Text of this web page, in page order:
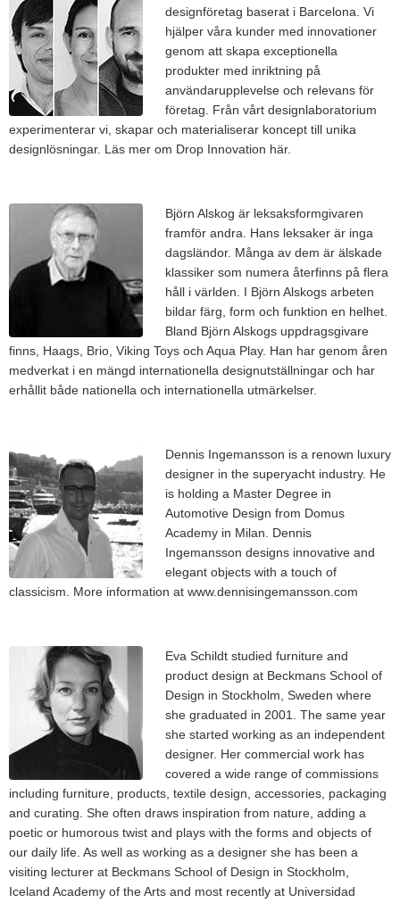
designföretag baserat i Barcelona. Vi
hjälper våra kunder med innovationer
genom att skapa exceptionella
produkter med inriktning på
användarupplevelse och relevans för
företag. Från vårt designlaboratorium
experimenterar vi, skapar och materialiserar koncept till unika
designlösningar. Läs mer om Drop Innovation här.
Björn Alskog är leksaksformgivaren
framför andra. Hans leksaker är inga
dagsländor. Många av dem är älskade
klassiker som numera återfinns på flera
håll i världen. I Björn Alskogs arbeten
bildar färg, form och funktion en helhet.
Bland Björn Alskogs uppdragsgivare
finns, Haags, Brio, Viking Toys och Aqua Play. Han har genom åren
medverkat i en mängd internationella designutställningar och har
erhållit både nationella och internationella utmärkelser.
Dennis Ingemansson is a renown luxury
designer in the superyacht industry. He
is holding a Master Degree in
Automotive Design from Domus
Academy in Milan. Dennis
Ingemansson designs innovative and
elegant objects with a touch of
classicism. More information at www.dennisingemansson.com
Eva Schildt studied furniture and
product design at Beckmans School of
Design in Stockholm, Sweden where
she graduated in 2001. The same year
she started working as an independent
designer. Her commercial work has
covered a wide range of commissions
including furniture, products, textile design, accessories, packaging
and curating. She often draws inspiration from nature, adding a
poetic or humorous twist and plays with the forms and objects of
our daily life. As well as working as a designer she has been a
visiting lecturer at Beckmans School of Design in Stockholm,
Iceland Academy of the Arts and most recently at Universidad